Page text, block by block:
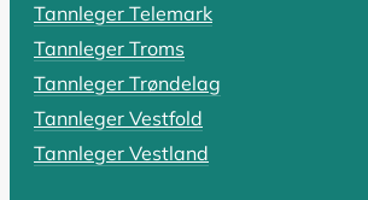
LES HELE ARTIKKELEN
SIST OPPDATERT 17. OKTOBER 2025
Hvorfor er tannlegen
Tannleger Telemark
Tannleger Troms
Tannleger Trøndelag
Tannleger Vestfold
Tannleger Vestland